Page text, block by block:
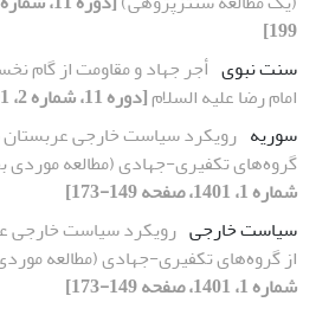
199]
سنت نبوی أجر جهاد و مقاومت از گام
امام رضا علیه السلام[دوره 11، شماره 2، 1401]
سوریه رویکرد سیاست خارجی
گروه‌های تکفیری-جهادی (مطالعه موردی
شماره 1، 1401، صفحه 149-173]
سیاست خارجی رویکرد سیاست خارجی
از گروه‌های تکفیری-جهادی (مطالعه
شماره 1، 1401، صفحه 149-173]